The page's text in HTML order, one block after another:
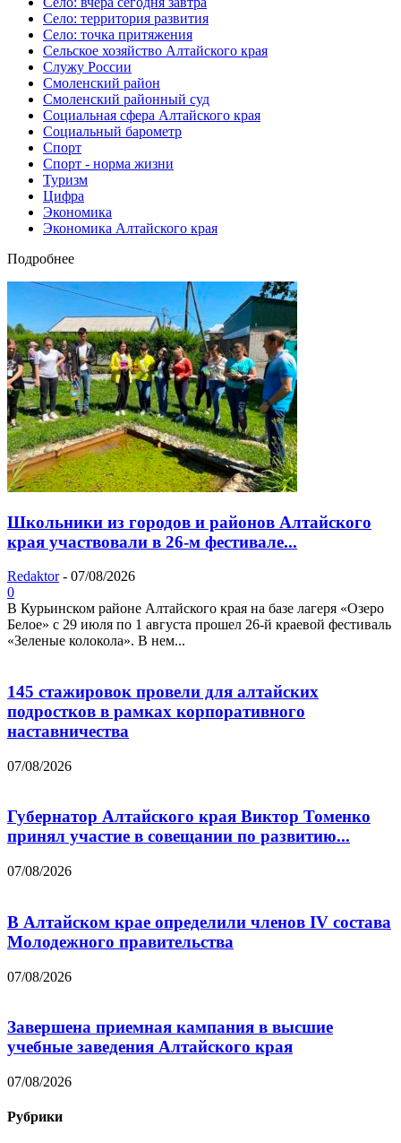
Село: территория развития
Село: точка притяжения
Сельское хозяйство Алтайского края
Служу России
Смоленский район
Смоленский районный суд
Социальная сфера Алтайского края
Социальный барометр
Спорт
Спорт - норма жизни
Туризм
Цифра
Экономика
Экономика Алтайского края
Подробнее
Школьники из городов и районов Алтайского
края участвовали в 26-м фестивале...
Redaktor - 07/08/2026
0
В Курьинском районе Алтайского края на базе лагеря «Озеро
Белое» с 29 июля по 1 августа прошел 26‑й краевой фестиваль
«Зеленые колокола». В нем...
145 стажировок провели для алтайских
подростков в рамках корпоративного
наставничества
07/08/2026
Губернатор Алтайского края Виктор Томенко
принял участие в совещании по развитию...
07/08/2026
В Алтайском крае определили членов IV состава
Молодежного правительства
07/08/2026
Завершена приемная кампания в высшие
учебные заведения Алтайского края
07/08/2026
Рубрики